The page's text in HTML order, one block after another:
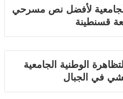
الجامعية لأفضل نص مسرحي
قسنطينة
من التظاهرة الوطنية الجامعية